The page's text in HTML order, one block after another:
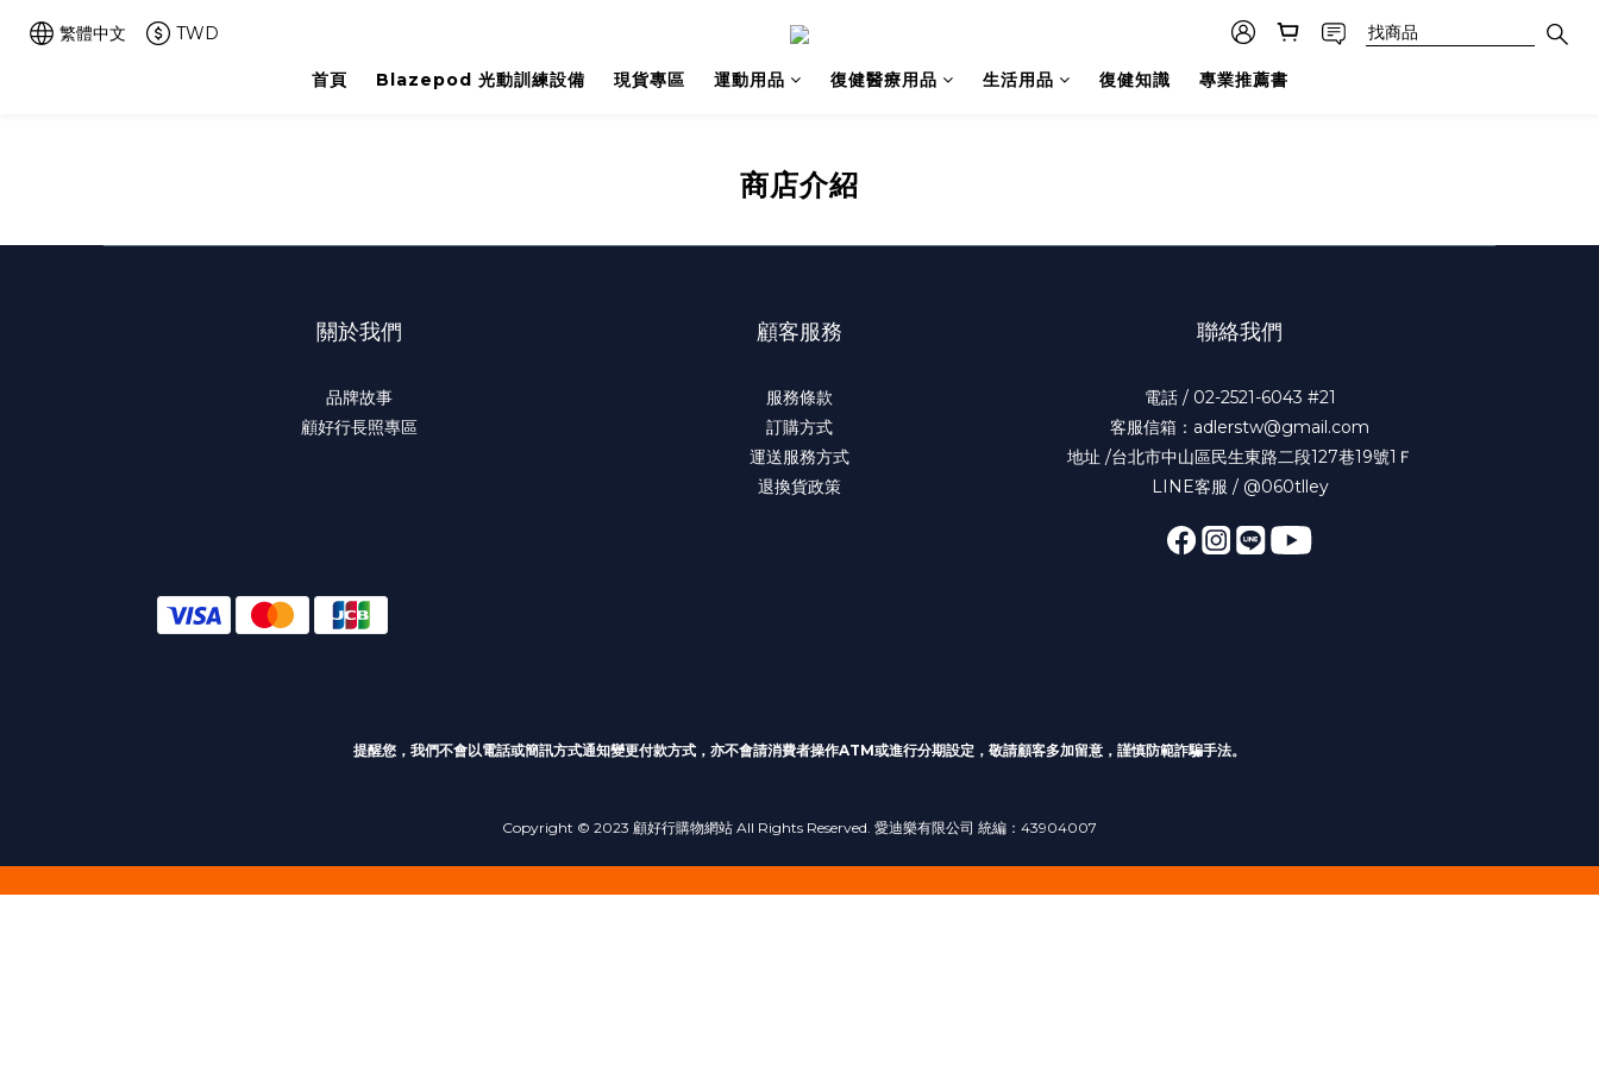
繁體中文 TWD
首頁 Blazepod 光動訓練設備 現貨專區 運動用品 復健醫療用品 生活用品 復健知識 專業推薦書
商店介紹
關於我們
品牌故事
顧好行長照專區
顧客服務
服務條款
訂購方式
運送服務方式
退換貨政策
聯絡我們
電話 / 02-2521-6043 #21
客服信箱：adlerstw@gmail.com
地址 /台北市中山區民生東路二段127巷19號1Ｆ
LINE客服 / @060tlley
提醒您，我們不會以電話或簡訊方式通知變更付款方式 ，亦不會請消費者操作ATM或進行分期設定，敬請顧客多加留意，謹慎防範詐騙手法。
Copyright © 2023 顧好行購物網站 All Rights Reserved. 愛迪樂有限公司 統編：43904007